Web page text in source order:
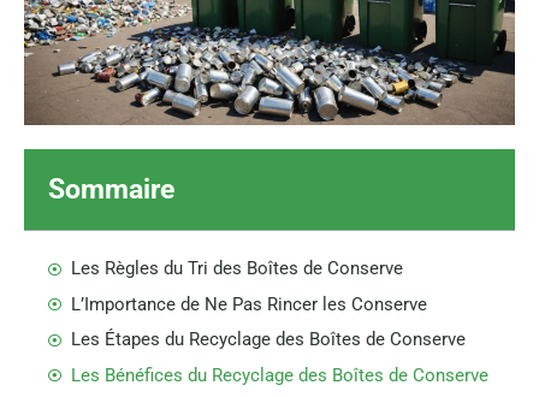
Sommaire
Les Règles du Tri des Boîtes de Conserve
L’Importance de Ne Pas Rincer les Conserve
Les Étapes du Recyclage des Boîtes de Conserve
Les Bénéfices du Recyclage des Boîtes de Conserve